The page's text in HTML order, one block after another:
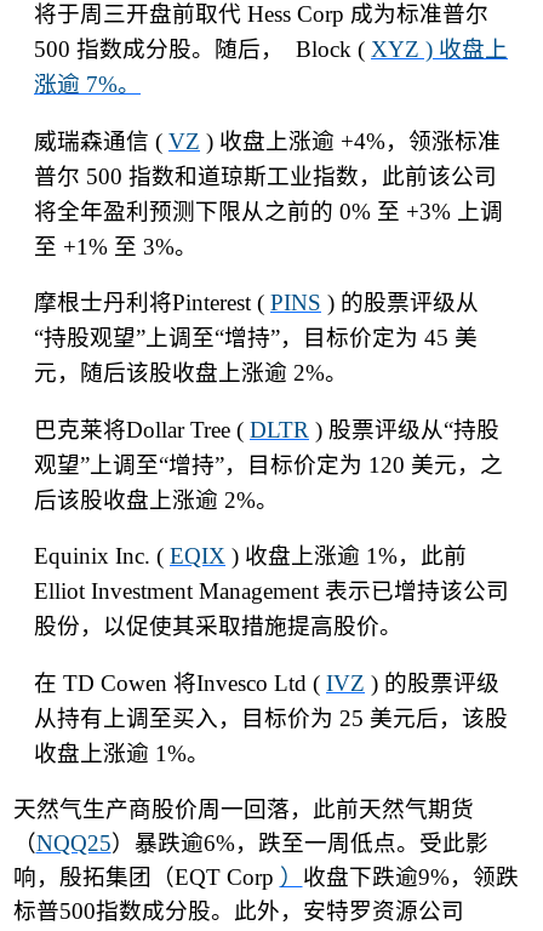
将于周三开盘前取代 Hess Corp 成为标准普尔
500 指数成分股。随后， Block ( XYZ ) 收盘上
涨逾 7%。
威瑞森通信 ( VZ ) 收盘上涨逾 +4%，领涨标准
普尔 500 指数和道琼斯工业指数，此前该公司
将全年盈利预测下限从之前的 0% 至 +3%
上调
至 +1% 至 3%。
摩根士丹利将Pinterest ( PINS ) 的股票评级从
“持股观望”上调至“增持”，目标价定为 45 美
元，随后该股收盘上涨逾 2%。
巴克莱将Dollar Tree ( DLTR ) 股票评级从“持股
观望” 上调至“增持”，目标价定为 120 美元，之
后该股收盘上涨逾 2%。
Equinix Inc. ( EQIX ) 收盘上涨逾 1%，此前
Elliot Investment Management 表示已增持该公司
股份，以促使其采取措施提高股价。
在 TD Cowen 将Invesco Ltd ( IVZ ) 的股票评级
从持有上调至买入，目标价为 25 美元后，该股
收盘上涨逾 1%。
天然气生产商股价周一回落，此前天然气期货
（NQQ25）暴跌逾6%，跌至一周低点。受此影
响，殷拓集团（EQT Corp ） 收盘下跌逾9%，领跌
标普500指数成分股。此外，安特罗资源公司